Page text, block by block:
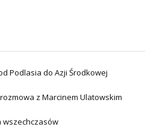
Podlasia do Azji Środkowej
z Marcinem Ulatowskim
wszechczasów